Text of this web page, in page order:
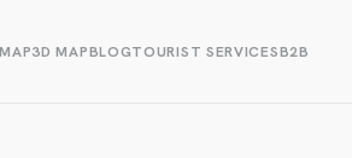
3D MAPBLOGTOURIST SERVICESB2B